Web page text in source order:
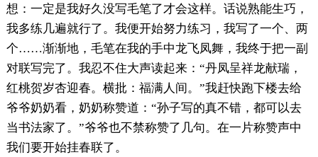
想：一定是我好久没写毛笔了才会这样。话说熟能生巧，
我多练几遍就行了。我便开始努力练习，我写了一个、两
个……渐渐地，毛笔在我的手中龙飞凤舞，我终于把一副
对联写完了。我忍不住大声读起来：“丹凤呈祥龙献瑞，
红桃贺岁杏迎春。横批：福满人间。”我赶快跑下楼去给
爷爷奶奶看，奶奶称赞道：“孙子写的真不错，都可以去
当书法家了。”爷爷也不禁称赞了几句。在一片称赞声中
我们要开始挂春联了。